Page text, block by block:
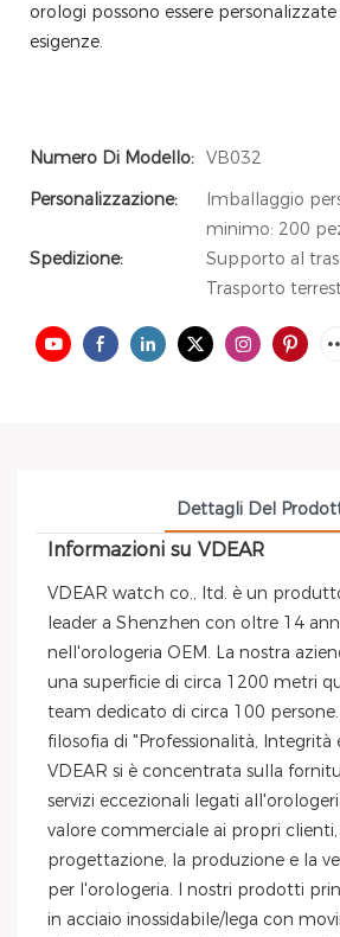
orologi possono essere
esigenze.
Numero Di Modello: VB032
Personalizzazione:
Imballaggio
minimo: 200
Spedizione:
Supporto al
Trasporto
Dettagli Del
Informazioni su VDEAR
VDEAR watch co., ltd. è un
leader a Shenzhen con oltre 14
nell'orologeria OEM. La nostra
una superficie di circa 1200 metri
team dedicato di circa 100
filosofia di "Professionalità, Integrità
VDEAR si è concentrata sulla
servizi eccezionali legati
valore commerciale ai propri
progettazione, la produzione e la
per l'orologeria. I nostri prodotti
in acciaio inossidabile/lega con